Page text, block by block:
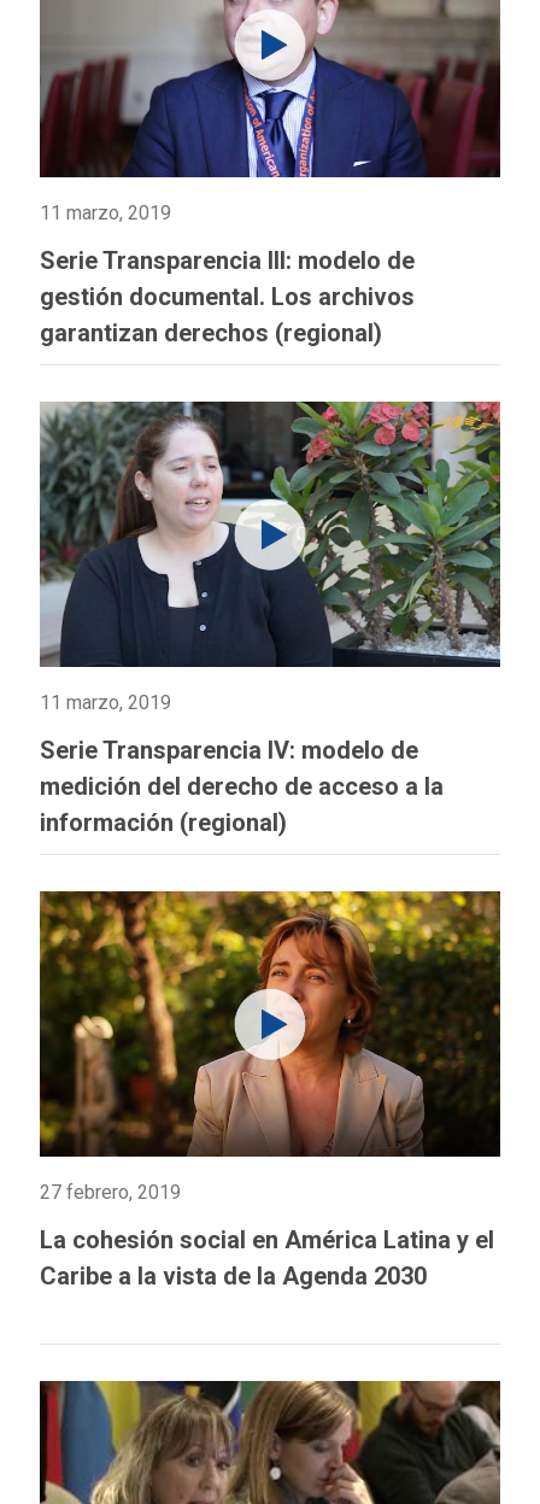
11 marzo, 2019
Serie Transparencia III: modelo de
gestión documental. Los archivos
garantizan derechos (regional)
11 marzo, 2019
Serie Transparencia IV: modelo de
medición del derecho de acceso a la
información (regional)
27 febrero, 2019
La cohesión social en América Latina y el
Caribe a la vista de la Agenda 2030